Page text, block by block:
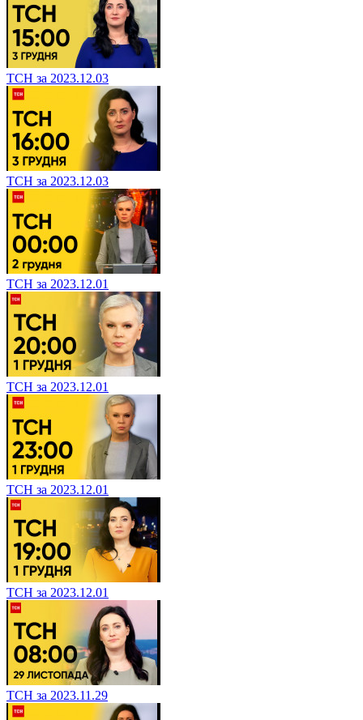
ТСН за 2023.12.03
ТСН за 2023.12.03
ТСН за 2023.12.01
ТСН за 2023.12.01
ТСН за 2023.12.01
ТСН за 2023.12.01
ТСН за 2023.11.29